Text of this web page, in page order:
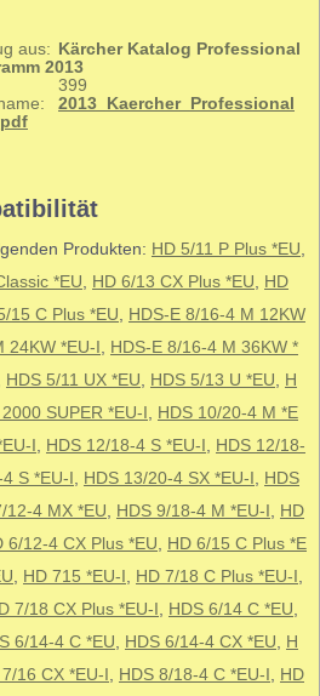
aus:
Kärcher Katalog Professional
2013
399
2013_Kaercher_Professional
Produkten: HD 5/11 P Plus *EU
*EU
HD 6/13 CX Plus *EU
HD
15 C Plus *EU
HDS-E 8/16-4 M 12KW
24KW *EU-I
HDS-E 8/16-4 M 36KW *
HDS 5/11 UX *EU HDS 5/13 U *EU
H
SUPER *EU-I
HDS 10/20-4 M *E
I HDS 12/18-4 S *EU-I
HDS 12/18-
S *EU-I HDS 13/20-4 SX *EU-I
HDS
12-4 MX *EU HDS 9/18-4 M *EU-I
HD
6/12-4 CX Plus *EU
HD 6/15 C Plus *E
HD 715 *EU-I HD 7/18 C Plus *EU-I
7/18 CX Plus *EU-I HDS 6/14 C *EU
6/14-4 C *EU HDS 6/14-4 CX *EU
H
16 CX *EU-I HDS 8/18-4 C *EU-I
HD